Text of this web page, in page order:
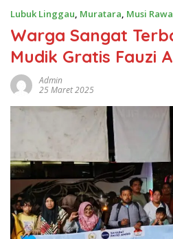
Lubuk Linggau, Muratara, Musi
Warga Sangat
Mudik Gratis Fauzi
Admin
25 Maret 2025